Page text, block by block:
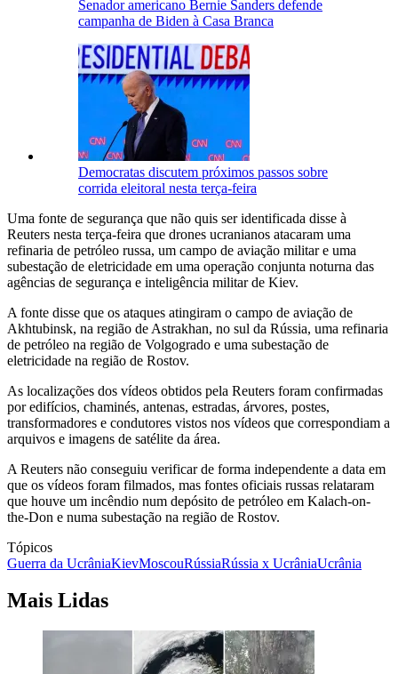
Senador americano Bernie Sanders defende
campanha de Biden à Casa Branca
Democratas discutem próximos passos sobre
corrida eleitoral nesta terça-feira
Uma fonte de segurança que não quis ser identificada disse à
Reuters nesta terça-feira que drones ucranianos atacaram uma
refinaria de petróleo russa, um campo de aviação militar e uma
subestação de eletricidade em uma operação conjunta noturna das
agências de segurança e inteligência militar de Kiev.
A fonte disse que os ataques atingiram o campo de aviação de
Akhtubinsk, na região de Astrakhan, no sul da Rússia, uma refinaria
de petróleo na região de Volgogrado e uma subestação de
eletricidade na região de Rostov.
As localizações dos vídeos obtidos pela Reuters foram confirmadas
por edifícios, chaminés, antenas, estradas, árvores, postes,
transformadores e condutores vistos nos vídeos que correspondiam a
arquivos e imagens de satélite da área.
A Reuters não conseguiu verificar de forma independente a data em
que os vídeos foram filmados, mas fontes oficiais russas relataram
que houve um incêndio num depósito de petróleo em Kalach-on-
the-Don e numa subestação na região de Rostov.
Tópicos
Guerra da UcrâniaKievMoscouRússiaRússia x UcrâniaUcrânia
Mais Lidas